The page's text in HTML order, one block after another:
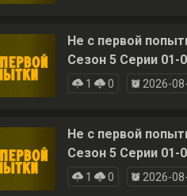
Не с первой
Сезон 5 Серии 01-
1 0 2026-
Не с первой
Сезон 5 Серии 01-
1 0 2026-